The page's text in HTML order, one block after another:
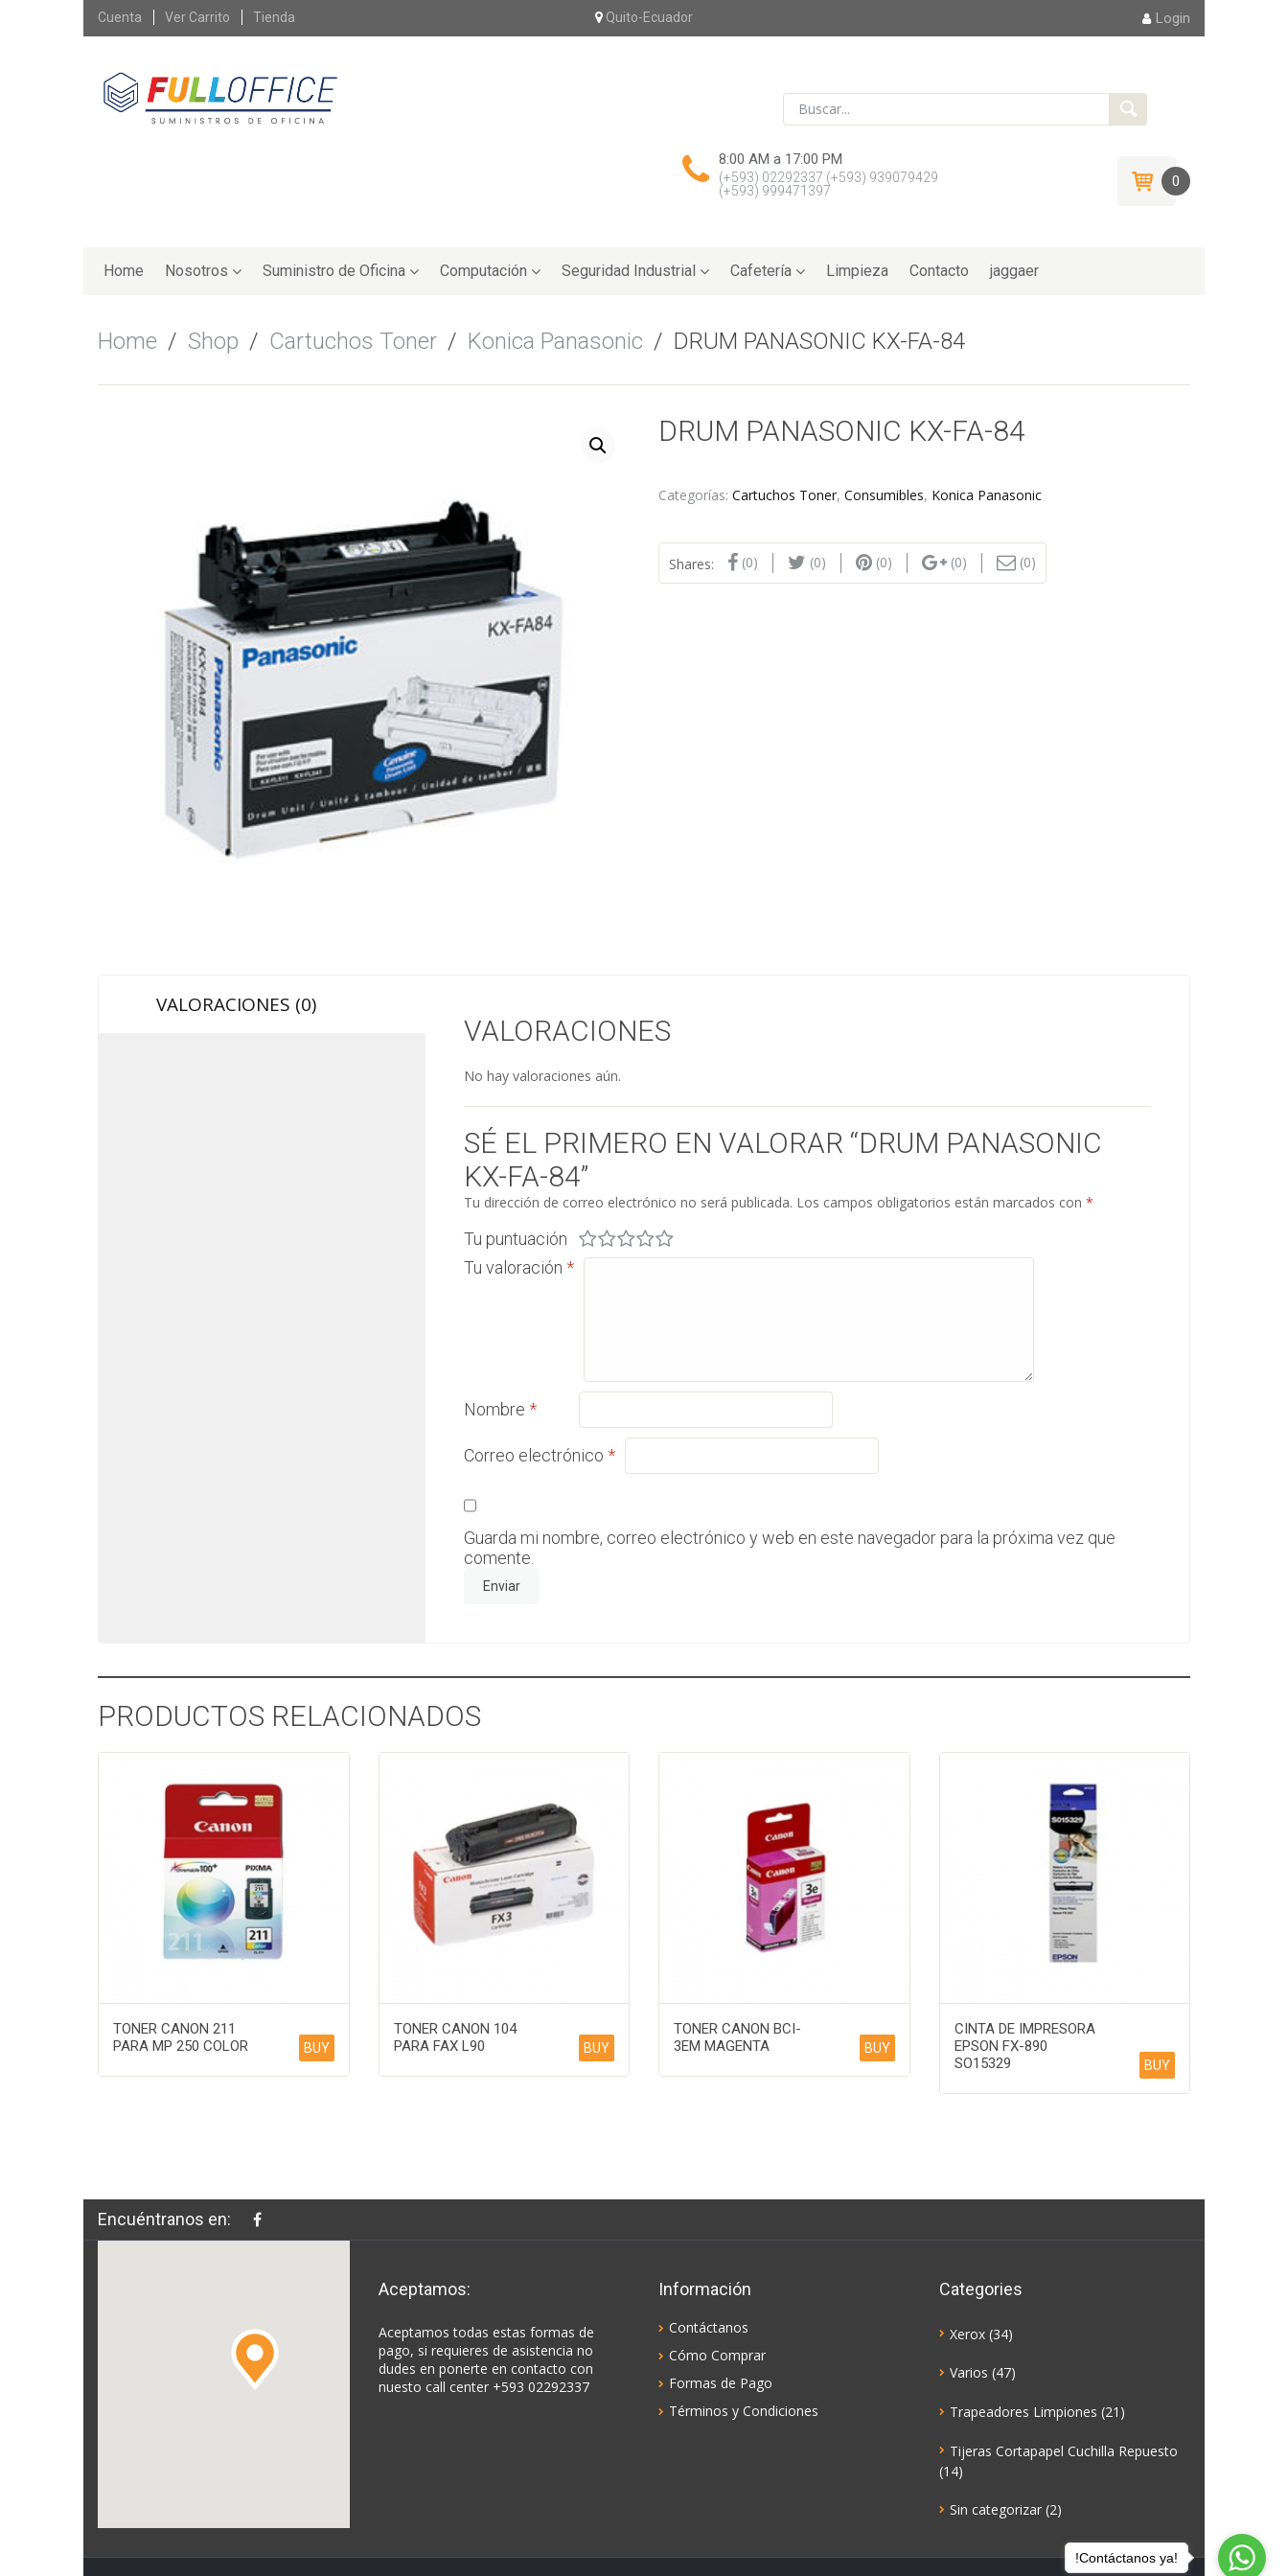
Skip
Cuenta Ver Carrito Tienda Quito-Ecuador Login
8:00 AM a 17:00 PM
(+593) 02292337 (+593) 939079429
(+593) 999471397
0
to
Home Nosotros Suministro de Oficina Computación Seguridad Industrial Cafetería Limpieza Contacto jaggaer
Home / Shop / Cartuchos Toner / Konica Panasonic / DRUM PANASONIC KX-FA-84
DRUM PANASONIC KX-FA-84
Categorías: Cartuchos Toner, Consumibles, Konica Panasonic
Shares: (0) (0) (0) (0) (0)
VALORACIONES (0)
VALORACIONES
No hay valoraciones aún.
SÉ EL PRIMERO EN VALORAR “DRUM PANASONIC
KX-FA-84”
Tu dirección de correo electrónico no será publicada. Los campos obligatorios están marcados con*
Tu puntuación
Tu valoración*
Nombre*
Correo electrónico*
Guarda mi nombre, correo electrónico y web en este navegador para la próxima vez que
comente.
PRODUCTOS RELACIONADOS
TONER CANON 211
PARA MP 250 COLOR
BUY
TONER CANON 104
PARA FAX L90
BUY
TONER CANON BCI-
3EM MAGENTA
BUY
CINTA DE IMPRESORA
EPSON FX-890
SO15329
BUY
Encuéntranos en:
Aceptamos:
Aceptamos todas estas formas de
pago, si requieres de asistencia no
dudes en ponerte en contacto con
nuesto call center +593 02292337
Información
Contáctanos
Cómo Comprar
Formas de Pago
Términos y Condiciones
Categories
Xerox (34)
Varios (47)
Trapeadores Limpiones (21)
Tijeras Cortapapel Cuchilla Repuesto
(14)
Sin categorizar (2)
!Contáctanos ya!